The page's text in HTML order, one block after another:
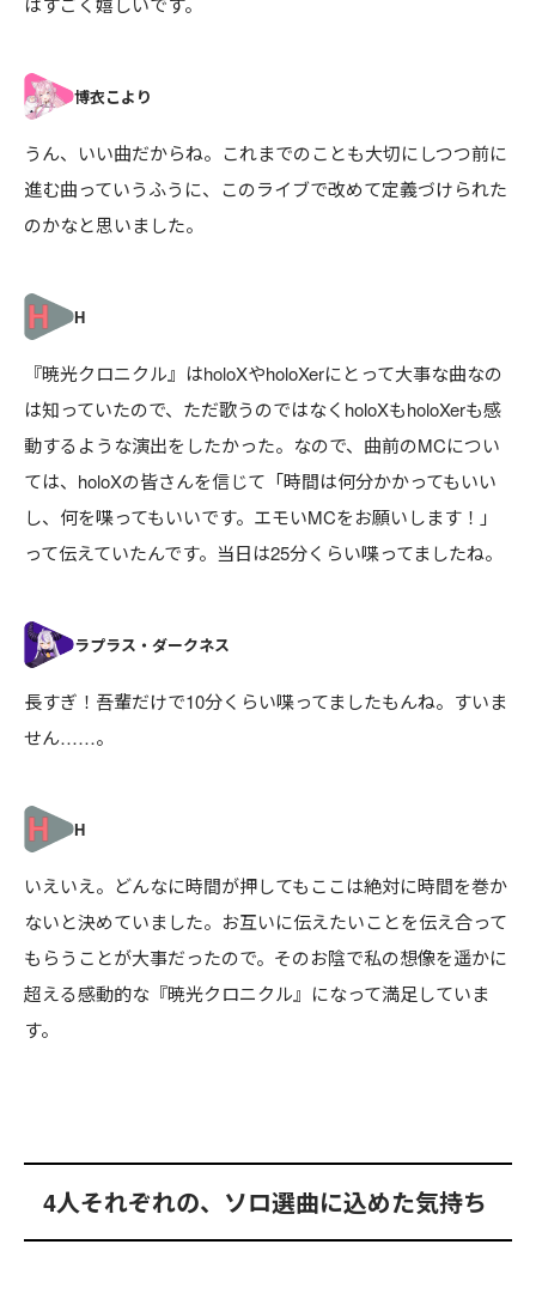
うん、いい曲だからね。これまでのことも大切にしつつ前に
進む曲っていうふうに、このライブで改めて定義づけられた
のかなと思いました。
『暁光クロニクル』はholoXやholoXerにとって大事な曲なの
は知っていたので、ただ歌うのではなくholoXもholoXerも感
動するような演出をしたかった。なので、曲前のMCについ
ては、holoXの皆さんを信じて「時間は何分かかってもいい
し、何を喋ってもいいです。エモいMCをお願いします！」
って伝えていたんです。当日は25分くらい喋ってましたね。
長すぎ！吾輩だけで10分くらい喋ってましたもんね。すいま
せん……。
いえいえ。どんなに時間が押してもここは絶対に時間を巻か
ないと決めていました。お互いに伝えたいことを伝え合って
もらうことが大事だったので。そのお陰で私の想像を遥かに
超える感動的な『暁光クロニクル』になって満足していま
す。
4人それぞれの、ソロ選曲に込めた気持ち